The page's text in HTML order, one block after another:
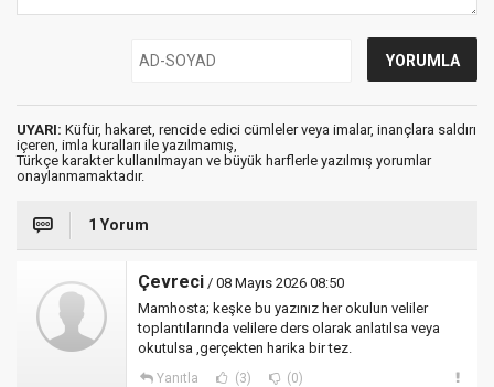
UYARI: Küfür, hakaret, rencide edici cümleler veya imalar, inançlara saldırı
içeren, imla kuralları ile yazılmamış,
Türkçe karakter kullanılmayan ve büyük harflerle yazılmış yorumlar
onaylanmamaktadır.
1 Yorum
Çevreci / 08 Mayıs 2026 08:50
Mamhosta; keşke bu yazınız her okulun veliler
toplantılarında velilere ders olarak anlatılsa veya
okutulsa ,gerçekten harika bir tez.
Yanıtla (3) (0)